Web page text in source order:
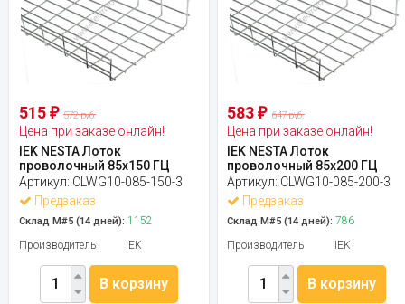
515 ₽ 572 руб.
Цена при заказе онлайн!
IEK NESTA Лоток
проволочный 85х150 ГЦ
Артикул: CLWG10-085-150-3
Предзаказ
Склад М#5 (14 дней): 1152
Производитель
IEK
В корзину
583₽ 647 руб.
Цена при заказе онлайн!
IEK NESTA Лоток
проволочный 85х200 ГЦ
Артикул: CLWG10-085-200-3
Предзаказ
Склад М#5 (14 дней): 786
Производитель
IEK
В корзину